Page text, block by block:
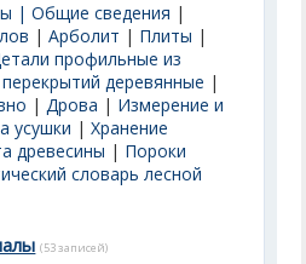
| Общие сведения |
|Арболит | Плиты |
профильные из
деревянные |
|Дрова | Измерение и
усушки |Хранение
древесины | Пороки
словарь лесной
(53 записей)